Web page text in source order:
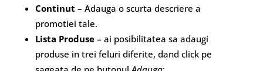
Continut – Adauga o scurta descriere a
promotiei tale.
Lista Produse– ai posibilitatea sa adaugi
produse in trei feluri diferite, dand click pe